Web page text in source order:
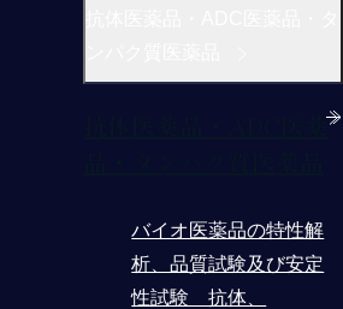
抗体医薬品・ADC医薬
バイオ医薬品の特性解
析、品質試験及び安定
性試験 抗体、